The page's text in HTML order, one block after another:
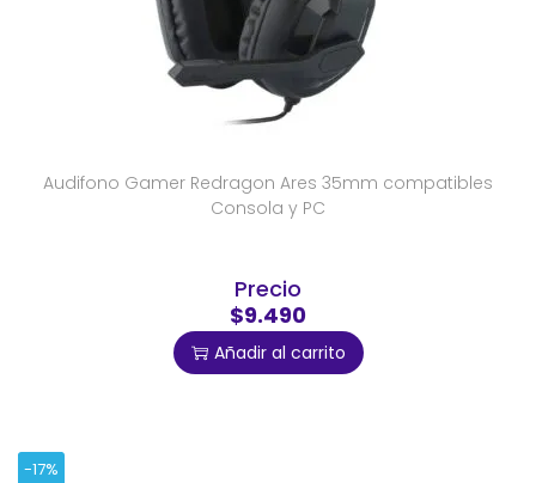
Audifono Gamer Redragon Ares 35mm compatibles
Consola y PC
Precio
$9.490
Añadir al carrito
-17%